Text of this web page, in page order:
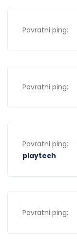
Povratni ping:
Povratni ping:
Povratni ping:
playtech
Povratni ping: